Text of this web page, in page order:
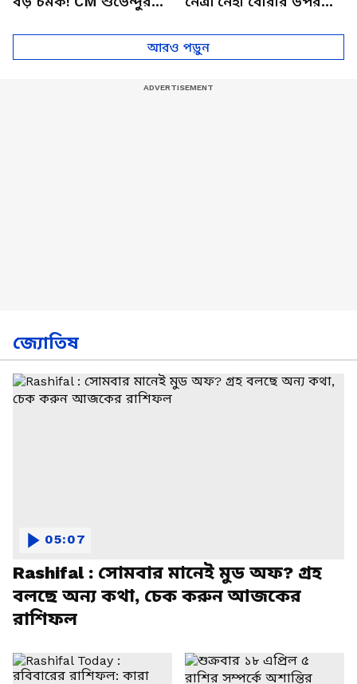
অভিযুক্ত
আরও পড়ুন
জ্যোতিষ
Rashifal : সোমবার মানেই মুড অফ? গ্রহ
বলছে অন্য কথা, চেক করুন আজকের
রাশিফল
05:07